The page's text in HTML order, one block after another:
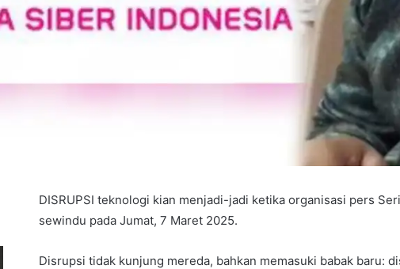
DISRUPSI teknologi kian menjadi-jadi ketika organisasi pers
sewindu pada Jumat, 7 Maret 2025.
Disrupsi tidak kunjung mereda, bahkan memasuki babak baru: